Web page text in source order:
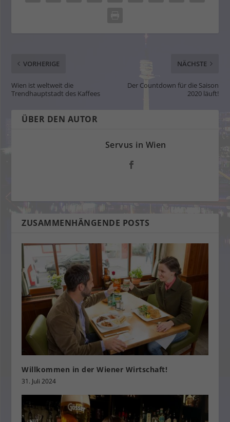
VORHERIGE
Wien ist weltweit die
Trendhauptstadt des Kaffees
NÄCHSTE
Der Countdown für die Saison
2020 läuft!
ÜBER DEN AUTOR
Servus in Wien
ZUSAMMENHÄNGENDE POSTS
Willkommen in der Wiener Wirtschaft!
31. Juli 2024